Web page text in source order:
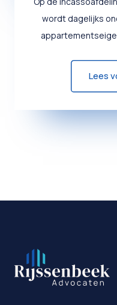
wordt dagelijks
Lees